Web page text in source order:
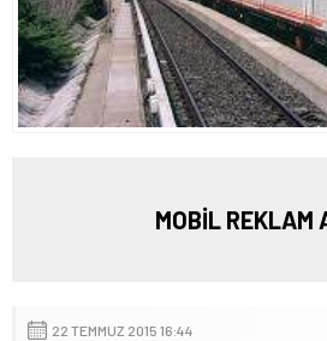
MOBİL REKLAM
22 TEMMUZ 2015 16:44